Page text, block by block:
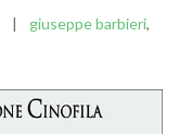
| giuseppe barbieri,